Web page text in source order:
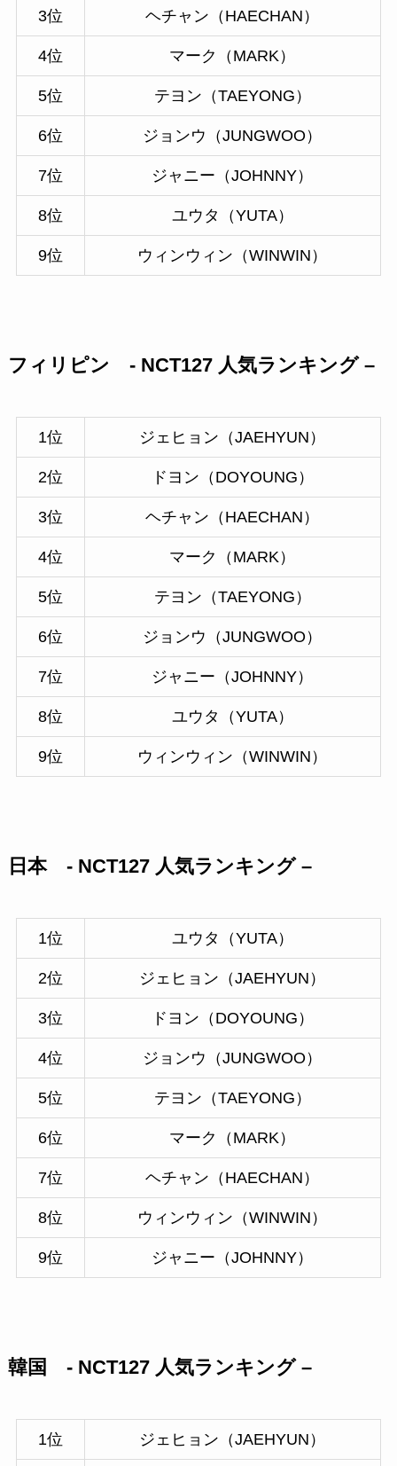
3位 ヘチャン（HAECHAN）
4位 マーク（MARK）
5位 テヨン（TAEYONG）
6位 ジョンウ（JUNGWOO）
7位 ジャニー（JOHNNY）
8位 ユウタ（YUTA）
9位 ウィンウィン（WINWIN）
フィリピン - NCT127 人気ランキング –
1位 ジェヒョン（JAEHYUN）
2位 ドヨン（DOYOUNG）
3位 ヘチャン（HAECHAN）
4位 マーク（MARK）
5位 テヨン（TAEYONG）
6位 ジョンウ（JUNGWOO）
7位 ジャニー（JOHNNY）
8位 ユウタ（YUTA）
9位 ウィンウィン（WINWIN）
日本 - NCT127 人気ランキング –
1位 ユウタ（YUTA）
2位 ジェヒョン（JAEHYUN）
3位 ドヨン（DOYOUNG）
4位 ジョンウ（JUNGWOO）
5位 テヨン（TAEYONG）
6位 マーク（MARK）
7位 ヘチャン（HAECHAN）
8位 ウィンウィン（WINWIN）
9位 ジャニー（JOHNNY）
韓国 - NCT127 人気ランキング –
1位 ジェヒョン（JAEHYUN）